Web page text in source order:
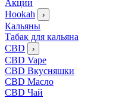
Акции
Hookah
›
Кальяны
Табак для кальяна
CBD
›
CBD Vape
CBD Вкусняшки
CBD Масло
CBD Чай